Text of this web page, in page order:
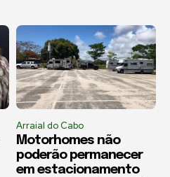
Arraial do Cabo
Motorhomes não
poderão permanecer
em estacionamento